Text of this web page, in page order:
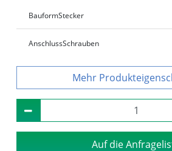
BauformStecker
AnschlussSchrauben
Auf die